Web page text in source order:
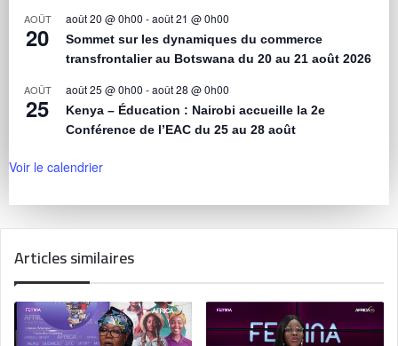
AOÛT
20
août 20 @ 0h00 -août 21 @ 0h00
Sommet sur les dynamiques du commerce
transfrontalier au Botswana du 20 au 21 août 2026
AOÛT
25
août 25 @ 0h00 -août 28 @ 0h00
Kenya – Éducation : Nairobi accueille la 2e
Conférence de l’EAC du 25 au 28 août
Voir le calendrier
Articles similaires